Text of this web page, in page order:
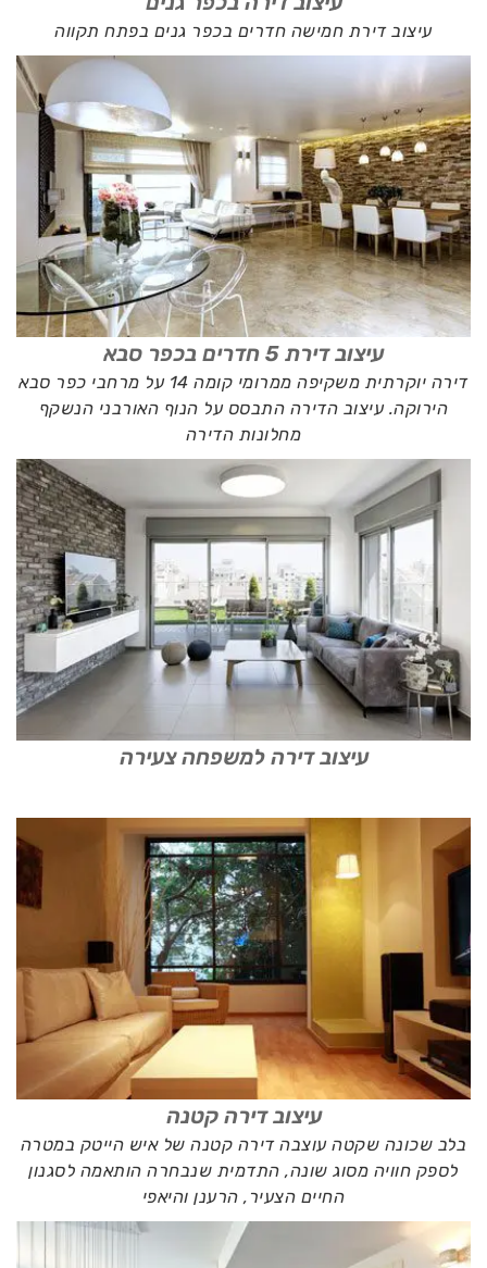
עיצוב דירת חמישה חדרים בכפר גנים בפתח תקווה
עיצוב דירת 5 חדרים בכפר סבא
דירה יוקרתית משקיפה ממרומי קומה 14 על מרחבי כפר סבא
הירוקה. עיצוב הדירה התבסס על הנוף האורבני הנשקף
מחלונות הדירה
עיצוב דירה למשפחה צעירה
עיצוב דירה קטנה
בלב שכונה שקטה עוצבה דירה קטנה של איש הייטק במטרה
לספק חוויה מסוג שונה, התדמית שנבחרה הותאמה לסגנון
החיים הצעיר, הרענן והיאפי